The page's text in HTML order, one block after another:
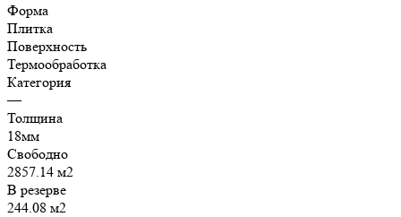
Форма
Плитка
Поверхность
Термообработка
Категория
—
Толщина
18мм
Свободно
2857.14 м2
В резерве
244.08 м2